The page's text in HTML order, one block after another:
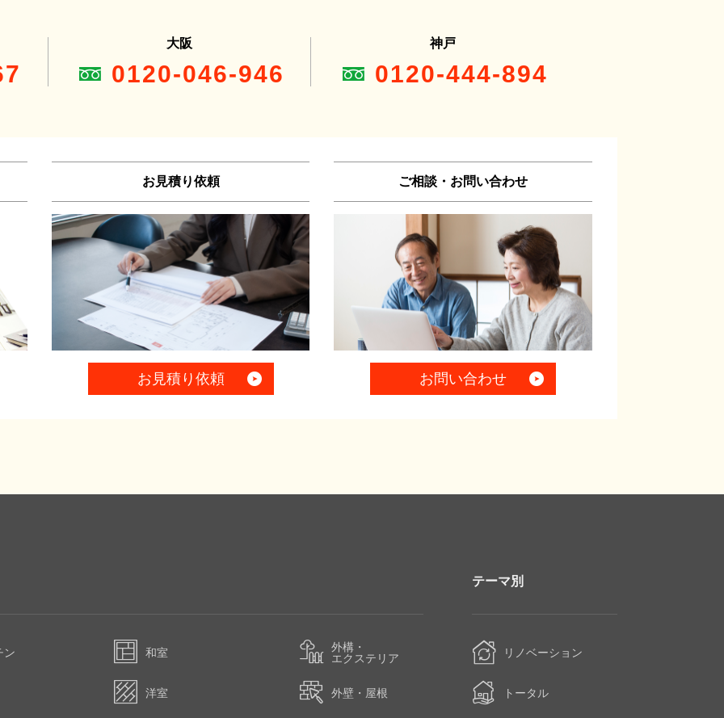
大阪
0120-046-946
神戸
0120-444-894
お見積り依頼
お見積り依頼
ご相談・お問い合わせ
お問い合わせ
ン 和室
洋室
外構・
エクステリア
外壁・屋根
テーマ別
リノベーション
トータル